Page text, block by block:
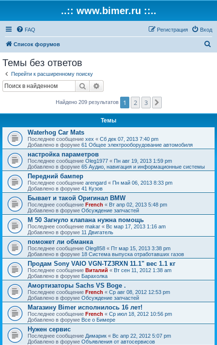
..:: www.bimer.ru ::..
FAQ Вход
Регистрация
Список форумов
Темы без ответов
Перейти к расширенному поиску
Поиск
Найдено 209 результатов 1 2 3
Темы
Waterhog Car Mats
Последнее сообщение xex « Сб дек 07, 2013 7:40 pm
Добавлено в форуме 61 Общее электрооборудование автомобиля
настройка параметров
Последнее сообщение Oleg1977 « Пн авг 19, 2013 1:59 pm
Добавлено в форуме 65 Аудио, навигация и информационные системы
Передний бампер
Последнее сообщение arengard « Пн май 06, 2013 8:33 pm
Добавлено в форуме 41 Кузов
Бывает и такой Оригинал BMW
Последнее сообщение French « Вт апр 02, 2013 5:48 pm
Добавлено в форуме Обсуждение запчастей
M 50 Загнуло клапана нужна помощь
Последнее сообщение makar « Вс мар 17, 2013 1:16 am
Добавлено в форуме 11 Двигатель
поможет ли обманка
Последнее сообщение Oleg858 « Пт мар 15, 2013 3:38 pm
Добавлено в форуме 18 Система выпуска отработавших газов
Продам Sony VAIO VGN-TZ3RXN 11.1" вес 1.1 кг
Последнее сообщение Виталий « Вт сен 11, 2012 1:38 am
Добавлено в форуме Барахолка
Амортизаторы Sachs VS Boge .
Последнее сообщение French « Ср авг 08, 2012 12:53 pm
Добавлено в форуме Обсуждение запчастей
Магазину Bimer исполнилось 16 лет!
Последнее сообщение French « Ср июл 18, 2012 10:56 pm
Добавлено в форуме Все о Бимере
Нужен сервис
Последнее сообщение Димарик « Вс апр 22, 2012 5:07 pm
Добавлено в форуме Объявления от автосервисов